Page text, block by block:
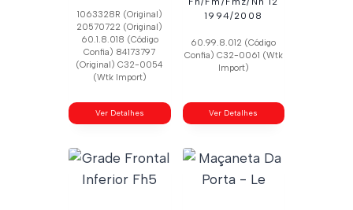
1063328R (Original)
20570722 (Original)
60.1.8.018 (Código
Confia) 84173797
(Original) C32-0054
(Wtk Import)
Ver Detalhes
1994/2008
60.99.8.012 (Código
Confia) C32-0061 (Wtk
Import)
Ver Detalhes